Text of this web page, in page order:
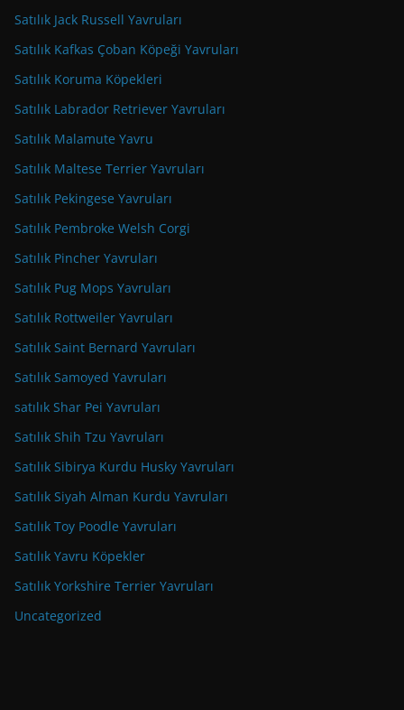
Satılık Jack Russell Yavruları
Satılık Kafkas Çoban Köpeği Yavruları
Satılık Koruma Köpekleri
Satılık Labrador Retriever Yavruları
Satılık Malamute Yavru
Satılık Maltese Terrier Yavruları
Satılık Pekingese Yavruları
Satılık Pembroke Welsh Corgi
Satılık Pincher Yavruları
Satılık Pug Mops Yavruları
Satılık Rottweiler Yavruları
Satılık Saint Bernard Yavruları
Satılık Samoyed Yavruları
satılık Shar Pei Yavruları
Satılık Shih Tzu Yavruları
Satılık Sibirya Kurdu Husky Yavruları
Satılık Siyah Alman Kurdu Yavruları
Satılık Toy Poodle Yavruları
Satılık Yavru Köpekler
Satılık Yorkshire Terrier Yavruları
Uncategorized